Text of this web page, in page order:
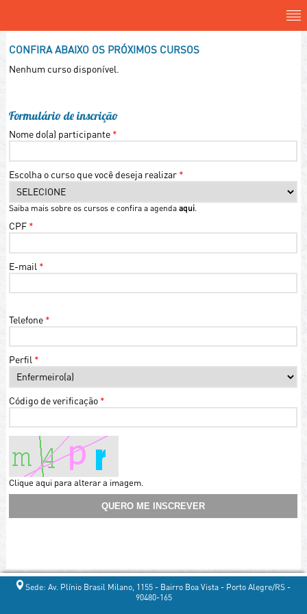
CONFIRA ABAIXO OS PRÓXIMOS CURSOS
Nenhum curso disponível.
Formulário de inscrição
Nome do(a) participante *
Escolha o curso que você deseja realizar *
Saiba mais sobre os cursos e confira a agendaaqui.
CPF *
E-mail *
Telefone *
Perfil *
Código de verificação *
Sede: Av. Plínio Brasil Milano, 1155 - Bairro Boa Vista - Porto Alegre/RS -
90480-165